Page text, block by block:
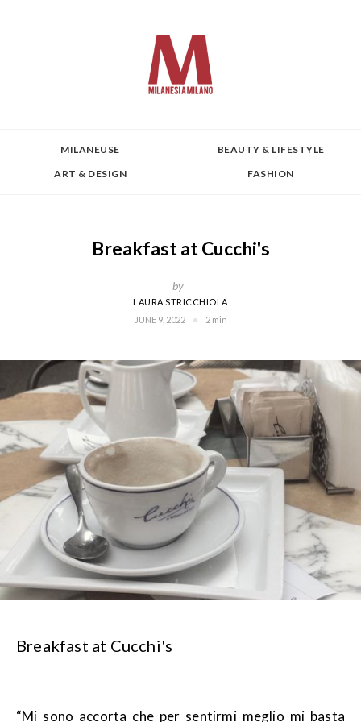
MILANEUSE
BEAUTY & LIFESTYLE
ART & DESIGN
FASHION
Breakfast at Cucchi's
by
LAURA STRICCHIOLA
JUNE 9, 2022
2 min
Breakfast at Cucchi's
“Mi sono accorta che per sentirmi meglio mi basta